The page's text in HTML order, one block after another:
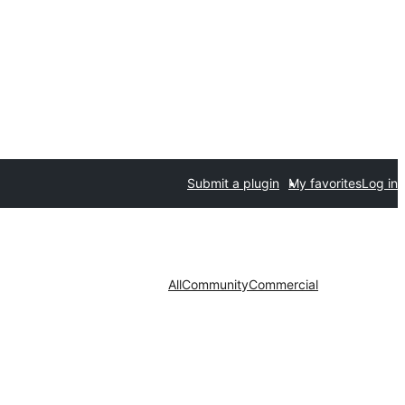
Submit a plugin My favoritesLog in
AllCommunityCommercial